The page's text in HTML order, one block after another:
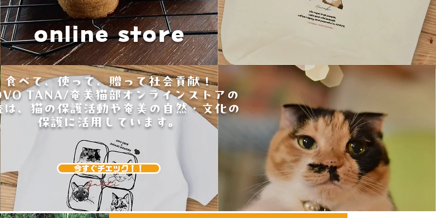
online store
食べて、使って、贈って社会貢献！
TANA/奄美猫部オンラインストアの
は、猫の保護活動や奄美の自然・文化の
保護に活用しています。
今すぐチェック！！